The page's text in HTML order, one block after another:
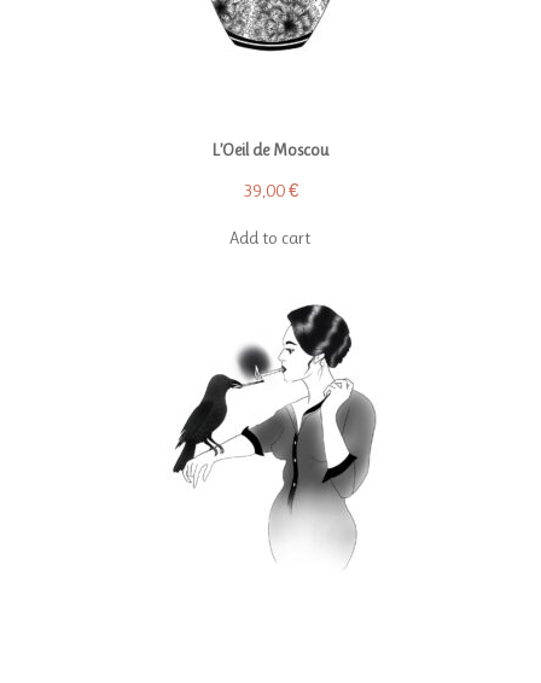
L’Oeil de Moscou
39,00€
Add to cart